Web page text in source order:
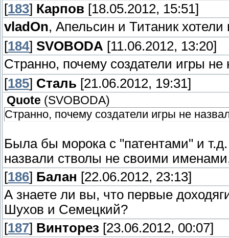
[183] Карпов [18.05.2012, 15:51]
vladOn, Апельсин и Титаник
[184] SVOBODA [11.06.2012, 13:20]
Странно, почему создатели игры
[185] Сталь [21.06.2012, 19:31]
Quote (SVOBODA)
Странно, почему создатели игры не
Была бы морока с "патентами" и
назвали стволы не своими
[186] Балан [22.06.2012, 23:13]
А знаете ли вы, что первые
Шухов и Семецкий?
[187] Винторез [23.06.2012, 00:07]